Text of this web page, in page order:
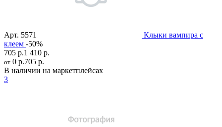
Арт. 5571
Клыки вампира с
клеем -50%
705 р.1 410 р.
от 0 р.705 р.
В наличии на маркетплейсах
3